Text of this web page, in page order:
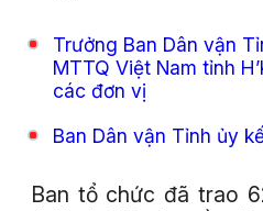
Trưởng Ban Dân vận
MTTQ Việt Nam tỉnh
các đơn vị
Ban Dân vận Tỉnh ủy
Ban tổ chức đã trao